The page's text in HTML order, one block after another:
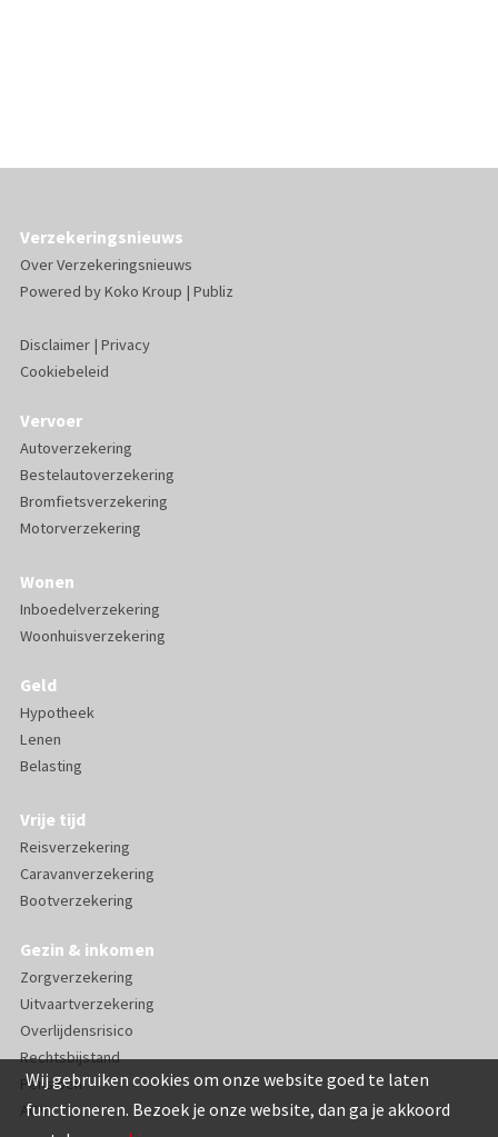
Wij gebruiken cookies om onze website goed te laten
functioneren. Bezoek je onze website, dan ga je akkoord
Verzekeringsnieuws
Over Verzekeringsnieuws
Powered byKoko Kroup | Publiz
Disclaimer| Privacy
Cookiebeleid
Vervoer
Autoverzekering
Bestelautoverzekering
Bromfietsverzekering
Motorverzekering
Wonen
Inboedelverzekering
Woonhuisverzekering
Geld
Hypotheek
Lenen
Belasting
Vrije tijd
Reisverzekering
Caravanverzekering
Bootverzekering
Gezin & inkomen
Zorgverzekering
Uitvaartverzekering
Overlijdensrisico
Rechtsbijstand
Pensioen
AOV